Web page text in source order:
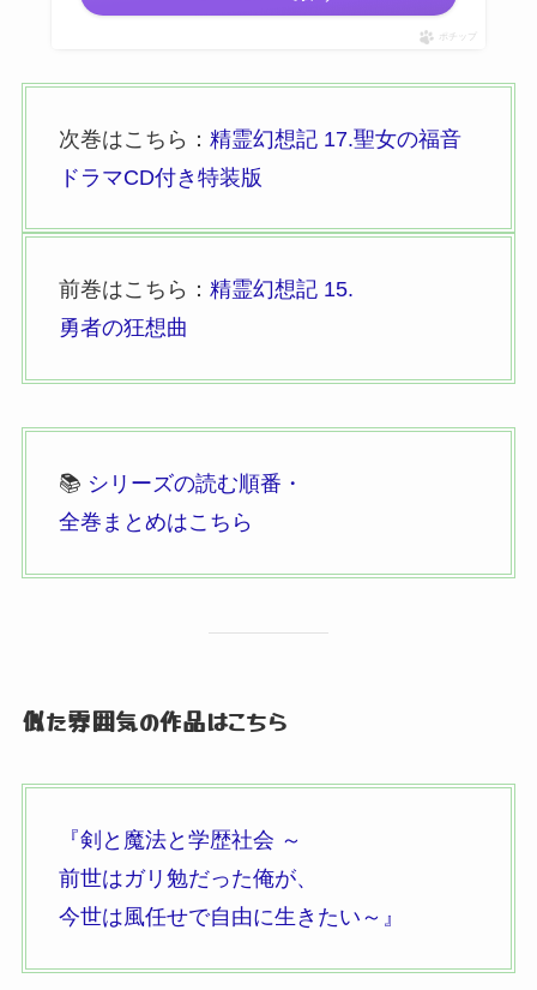
ポチップ
次巻はこちら： 精霊幻想記 17.聖女の福音
ドラマCD付き特装版
前巻はこちら： 精霊幻想記 15.
勇者の狂想曲
📚 シリーズの読む順番・
全巻まとめはこちら
似た雰囲気の作品はこちら
『剣と魔法と学歴社会 ～
前世はガリ勉だった俺が、
今世は風任せで自由に生きたい～』